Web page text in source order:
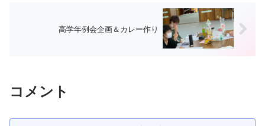
高学年例会企画＆カレー作り
コメント